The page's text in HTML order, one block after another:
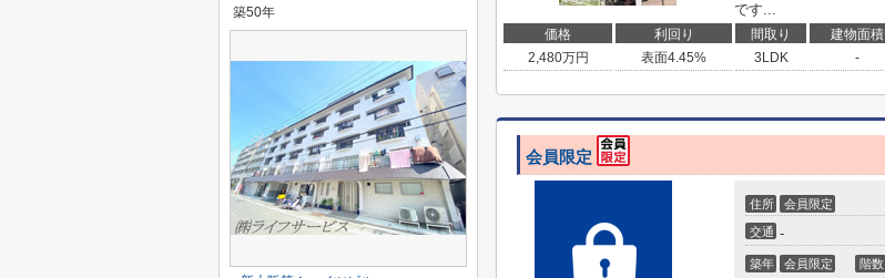
です...
価格 利回り 間取り 建物面積
2,480万円 表面4.45% 3LDK -
会員限定
住所 会員限定
交通 -
築年 会員限定 階数
築50年